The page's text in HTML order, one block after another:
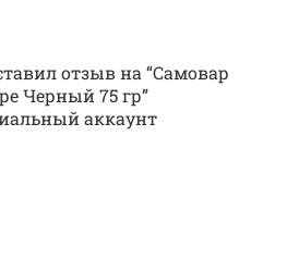
отзыв на “Самовар
Черный 75 гр”
аккаунт